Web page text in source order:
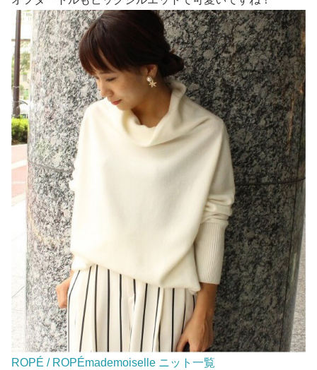
ROPÉ / ROPÉmademoiselle ニット一覧